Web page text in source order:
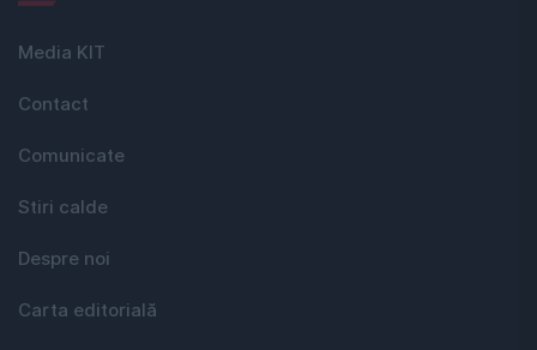
Media KIT
Contact
Comunicate
Stiri calde
Despre noi
Carta editorială